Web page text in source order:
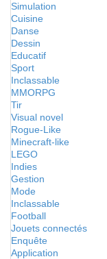
Simulation
Cuisine
Danse
Dessin
Educatif
Sport
Inclassable
MMORPG
Tir
Visual novel
Rogue-Like
Minecraft-like
LEGO
Indies
Gestion
Mode
Inclassable
Football
Jouets connectés
Enquête
Application